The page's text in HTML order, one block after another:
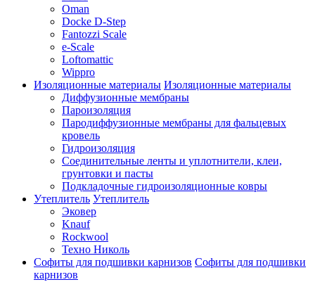
Oman
Docke D-Step
Fantozzi Scale
e-Scale
Loftomattic
Wippro
Изоляционные материалы Изоляционные материалы
Диффузионные мембраны
Пароизоляция
Пародиффузионные мембраны для фальцевых
кровель
Гидроизоляция
Соединительные ленты и уплотнители, клеи,
грунтовки и пасты
Подкладочные гидроизоляционные ковры
Утеплитель Утеплитель
Эковер
Knauf
Rockwool
Техно Николь
Софиты для подшивки карнизов Софиты для подшивки
карнизов